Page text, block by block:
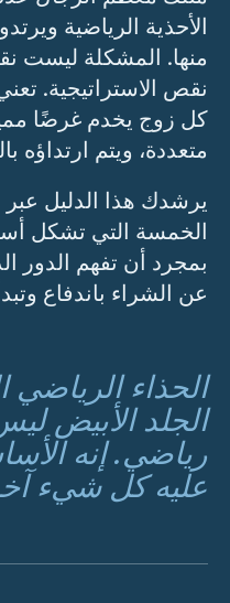
الأحذية الرياضية
منها. المشكلة ليست
نقص الاستراتيجية.
كل زوج يخدم غرضًا
متعددة، ويتم ارتداؤه
يرشدك هذا الدليل عبر
الخمسة التي تشكل
بمجرد أن تفهم الدور
عن الشراء باندفاع
الحذاء
الجلد الأبيض
رياضي. إنه
عليه كل شيء